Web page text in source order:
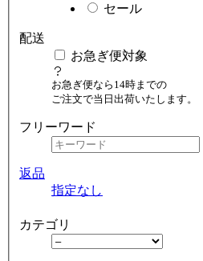
セール
配送
お急ぎ便対象
お急ぎ便なら14時までの
ご注文で当日出荷いたします。
フリーワード
返品
指定なし
カテゴリ